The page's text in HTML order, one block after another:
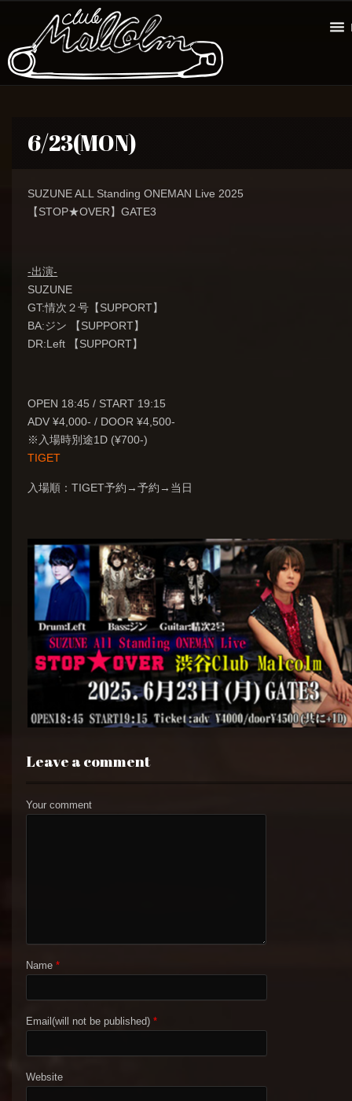
6/23(MON)
SUZUNE ALL Standing ONEMAN Live 2025
【STOP★OVER】GATE3
-出演-
SUZUNE
GT:情次２号【SUPPORT】
BA:ジン 【SUPPORT】
DR:Left 【SUPPORT】
OPEN 18:45 / START 19:15
ADV ¥4,000- / DOOR ¥4,500-
※入場時別途1D (¥700-)
TIGET
入場順：TIGET予約→予約→当日
Leave a comment
Your comment
Name *
Email(will not be published) *
Website